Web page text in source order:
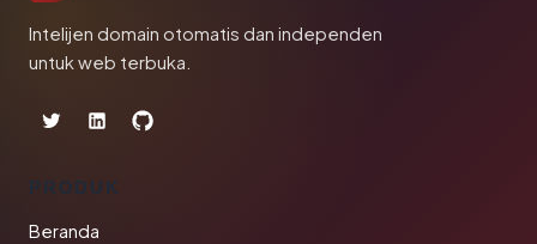
Intelijen domain otomatis dan independen
untuk web terbuka.
PRODUK
Beranda